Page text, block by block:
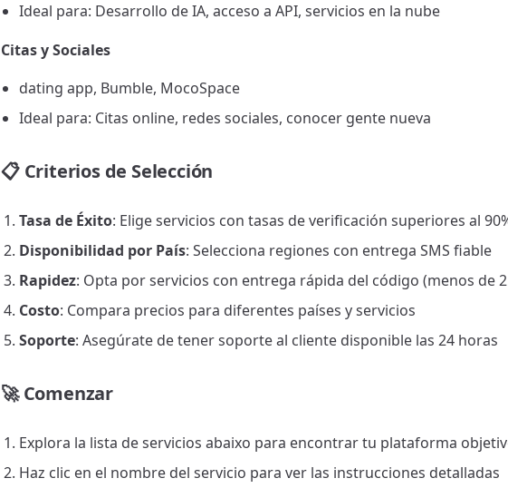
Ideal para: Desarrollo de IA, acceso a API, servicios en la nube
Citas y Sociales
dating app, Bumble, MocoSpace
Ideal para: Citas online, redes sociales, conocer gente nueva
📋 Criterios de Selección
Tasa de Éxito: Elige servicios con tasas de verificación superiores al
Disponibilidad por País: Selecciona regiones con entrega SMS fiable
Rapidez: Opta por servicios con entrega rápida del código (menos de
Costo: Compara precios para diferentes países y servicios
Soporte: Asegúrate de tener soporte al cliente disponible las 24 horas
🚀Comenzar
Explora la lista de servicios abaixo para encontrar tu plataforma
Haz clic en el nombre del servicio para ver las instrucciones detalladas